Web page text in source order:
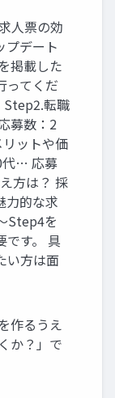
人票の効
プデート
掲載した
ってくだ
転職
募数：2
ットや価
代… 応募
方は？ 採
力的な求
Step4を
です。 具
い方は面
作るうえ
か？」で